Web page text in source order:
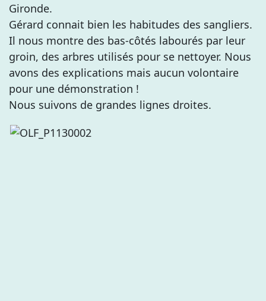
Gironde.
Gérard connait bien les habitudes des sangliers.
Il nous montre des bas-côtés labourés par leur
groin, des arbres utilisés pour se nettoyer. Nous
avons des explications mais aucun volontaire
pour une démonstration !
Nous suivons de grandes lignes droites.